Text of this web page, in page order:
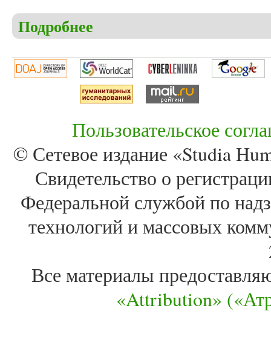
Подробнее
Пользовательское
© Сетевое издание «Studia
Свидетельство о
Федеральной службой по
технологий и массовых
Все материалы
«Attribution»